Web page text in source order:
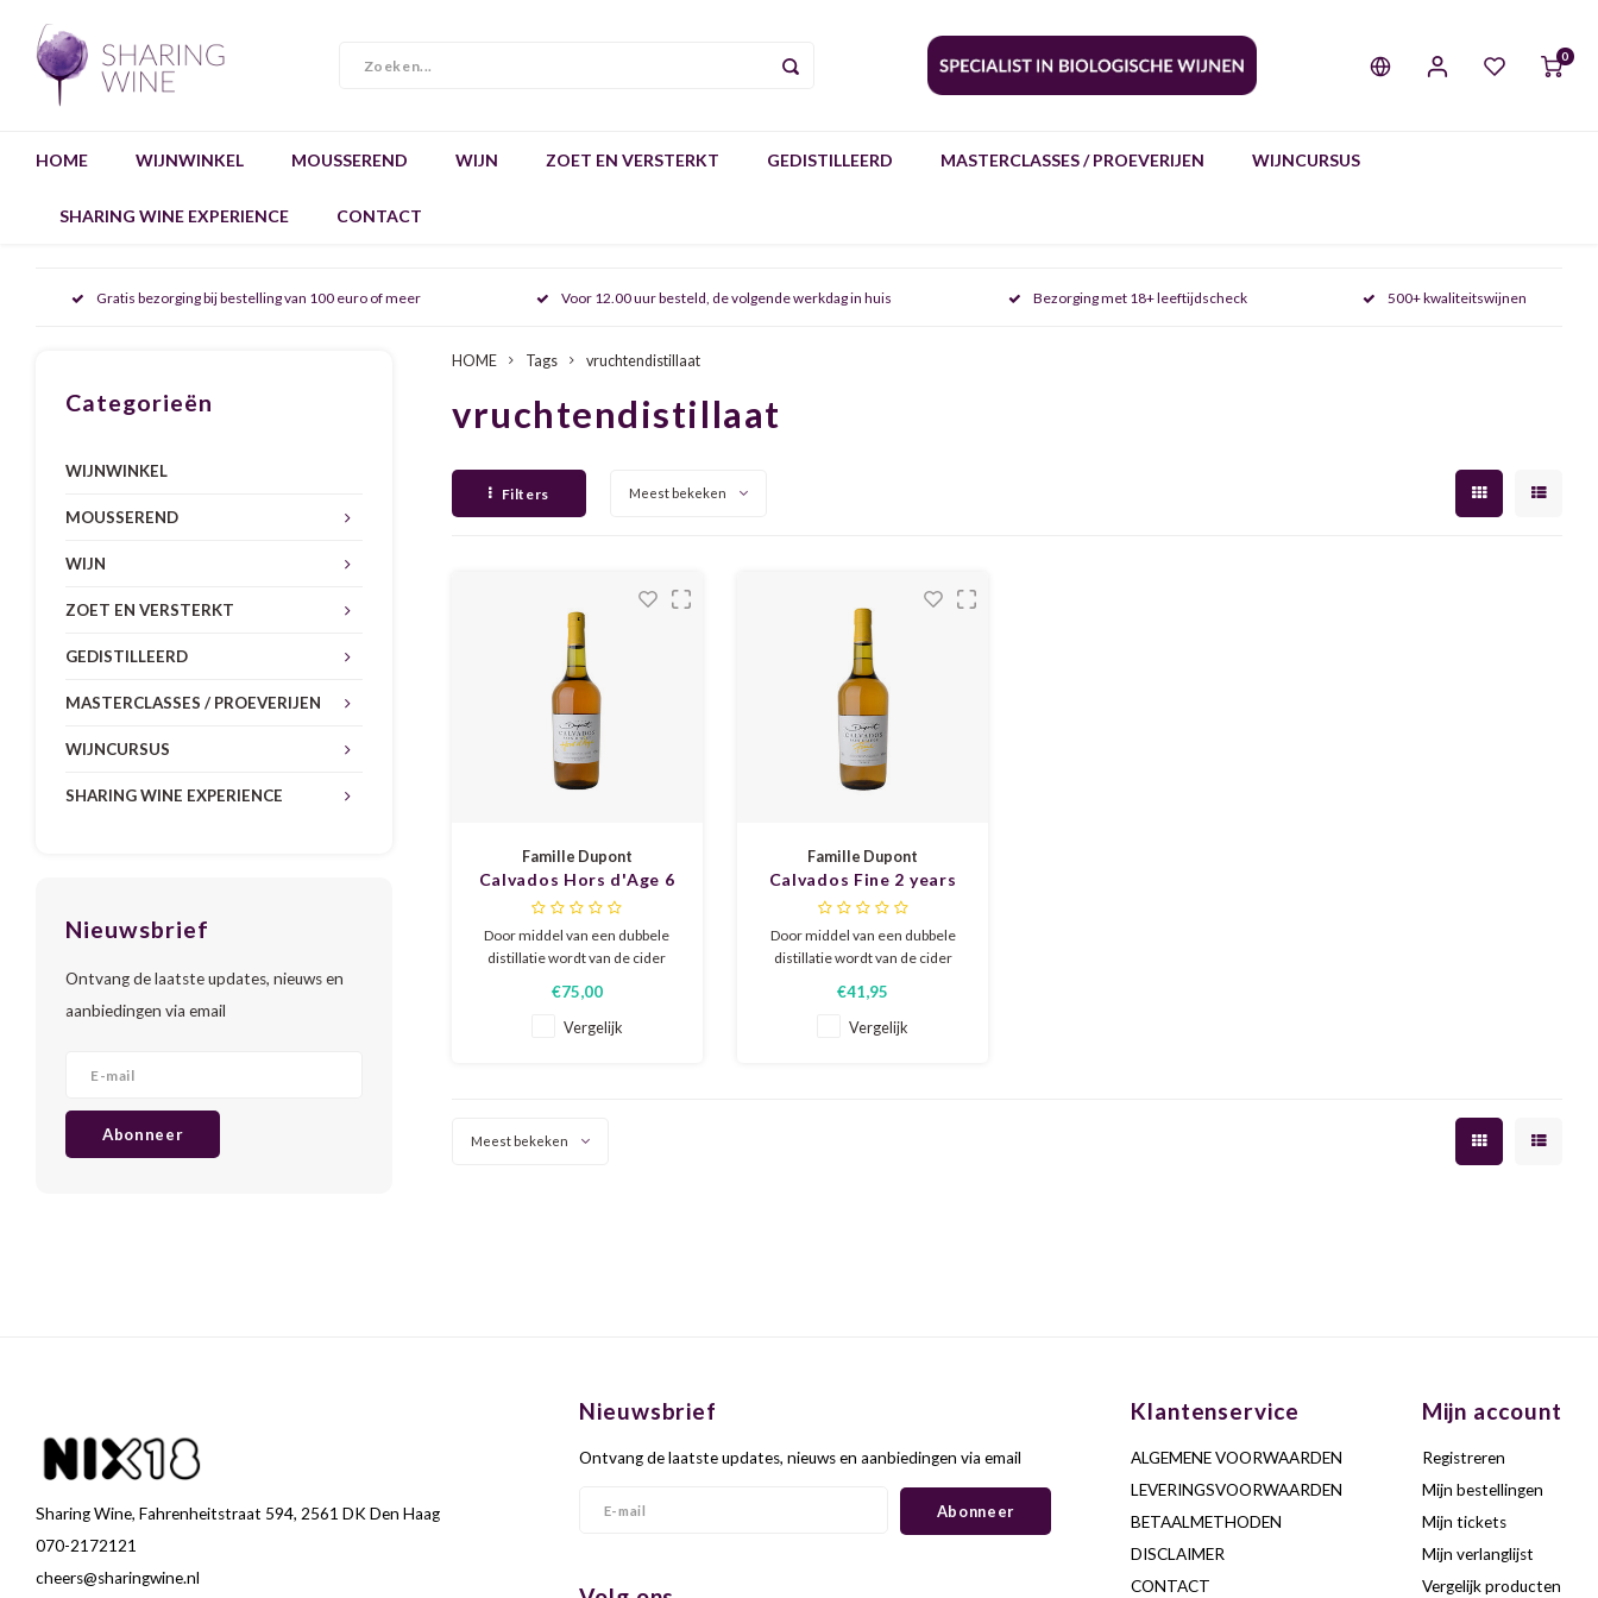
0
HOME WIJNWINKEL MOUSSEREND WIJN ZOET EN VERSTERKT GEDISTILLEERD MASTERCLASSES / PROEVERIJEN WIJNCURSUS
SHARING WINE EXPERIENCE CONTACT
Gratis bezorging bij bestelling van 100 euro of meer Voor 12.00 uur besteld, de volgende werkdag in huis Bezorging met 18+ leeftijdscheck 500+ kwaliteitswijnen
Categorieën
WIJNWINKEL
MOUSSEREND
WIJN
ZOET EN VERSTERKT
GEDISTILLEERD
MASTERCLASSES / PROEVERIJEN
WIJNCURSUS
SHARING WINE EXPERIENCE
Nieuwsbrief
Ontvang de laatste updates, nieuws en
aanbiedingen via email
Abonneer
HOME Tags vruchtendistillaat
vruchtendistillaat
Filters Meest bekeken
Famille Dupont
Calvados Hors d'Age 6
years
Door middel van een dubbele
distillatie wordt van de cider
gestookt, die vervolgens zes
jaar op eikenhouten vaten uit de
€75,00
Vergelijk
Famille Dupont
Calvados Fine 2 years
Door middel van een dubbele
distillatie wordt van de cider
gestookt, die vervolgens
twee jaar op eikenhouten vaten
€41,95
Vergelijk
Meest bekeken
Sharing Wine, Fahrenheitstraat 594, 2561 DK Den Haag
070-2172121
cheers@sharingwine.nl
Nieuwsbrief
Ontvang de laatste updates, nieuws en aanbiedingen via email
Abonneer
Klantenservice
ALGEMENE VOORWAARDEN
LEVERINGSVOORWAARDEN
BETAALMETHODEN
DISCLAIMER
CONTACT
Mijn account
Registreren
Mijn bestellingen
Mijn tickets
Mijn verlanglijst
Vergelijk producten